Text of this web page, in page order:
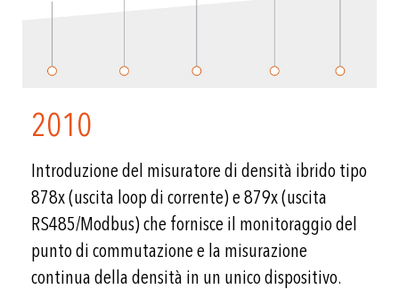
2010
Introduzione del misuratore di densità ibrido tipo
878x (uscita loop di corrente) e 879x (uscita
RS485/Modbus) che fornisce il monitoraggio del
punto di commutazione e la misurazione
continua della densità in un unico dispositivo.